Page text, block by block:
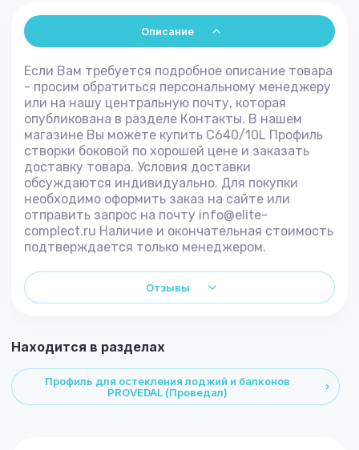
Описание
Если Вам требуется подробное описание товара
- просим обратиться персональному менеджеру
или на нашу центральную почту, которая
опубликована в разделе Контакты. В нашем
магазине Вы можете купить C640/10L Профиль
створки боковой по хорошей цене и заказать
доставку товара. Условия доставки
обсуждаются индивидуально. Для покупки
необходимо оформить заказ на сайте или
отправить запрос на почту info@elite-
complect.ru Наличие и окончательная стоимость
подтверждается только менеджером.
Отзывы
Находится в разделах
Профиль для остекления лоджий и балконов
PROVEDAL (Проведал)